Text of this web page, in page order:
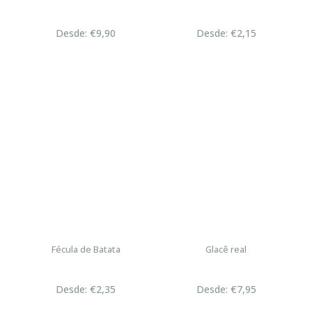
Desde: €9,90 Desde: €2,15
Fécula de Batata
Desde: €2,35
Glacê real
Desde: €7,95